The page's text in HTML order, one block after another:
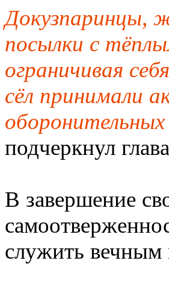
Докузпаринцы,
посылки с
ограничивая
сёл принимали
подчеркнул
В завершение
служить вечным